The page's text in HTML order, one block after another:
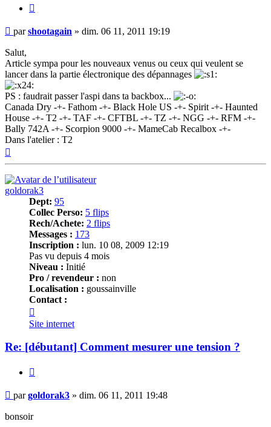
Message
parshootagain » dim. 06 11, 2011 19:19
Salut,
Article sympa pour les nouveaux venus ou ceux qui veulent se
lancer dans la partie électronique des dépannages
PS : faudrait passer l'aspi dans ta backbox...
Canada Dry -+- Fathom -+- Black Hole US -+- Spirit -+- Haunted
House -+- T2 -+- TAF -+- CFTBL -+- TZ -+- NGG -+- RFM -+-
Bally 742A -+- Scorpion 9000 -+- MameCab Recalbox -+-
Dans l'atelier : T2
goldorak3
Dept: 95
Collec Perso: 5 flips
Rech/Achete: 2 flips
Messages : 173
Inscription : lun. 10 08, 2009 12:19
Pas vu depuis 4 mois
Niveau : Initié
Pro / revendeur : non
Localisation : goussainville
Contact :
goldorak3
Site internet
Re: [débutant] Comment mesurer une tension ?
Message
pargoldorak3 » dim. 06 11, 2011 19:48
bonsoir